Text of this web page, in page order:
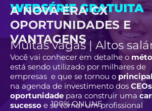
WEBSÉRIE GRATUITA
A NOVA ERA CX
OPORTUNIDADES E
VANTAGENS
Muitas vagas | Altos
Você vai conhecer em detalhe o
está sendo utilizado por milhares de
empresas e que se tornou o
na agenda de investimento dos CEOs
oportunidade para construir uma
sucesso e se tornar um profissional
100% ONLINE